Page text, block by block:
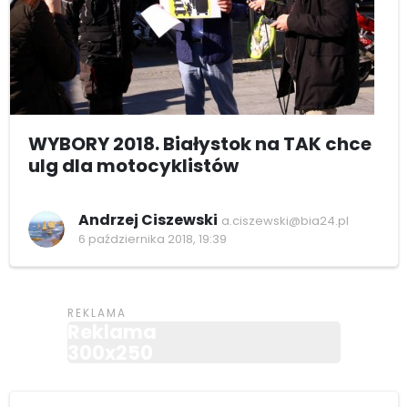
WYBORY 2018. Białystok na TAK chce
ulg dla motocyklistów
Andrzej Ciszewski a.ciszewski@bia24.pl
6 października 2018, 19:39